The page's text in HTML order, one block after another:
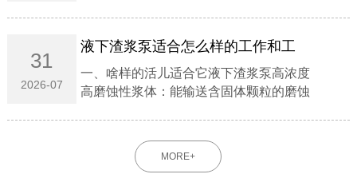
制‌：电机驱动叶轮高速旋转，浆体在离心
31
2026-07
液下渣浆泵适合怎么样的工作和工
况‌...
一、啥样的活儿适合它液下渣浆泵‌高浓度
高磨蚀性浆体‌：能输送含固体颗粒的磨蚀
轴封与轴封水，在吸入量不足的工况下也
能正常运行。‌...
MORE+